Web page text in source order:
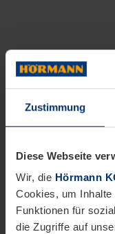
Zustimmung
Diese Webseite
Wir, die Hörmann
Cookies, um
Funktionen für
die Zugriffe auf